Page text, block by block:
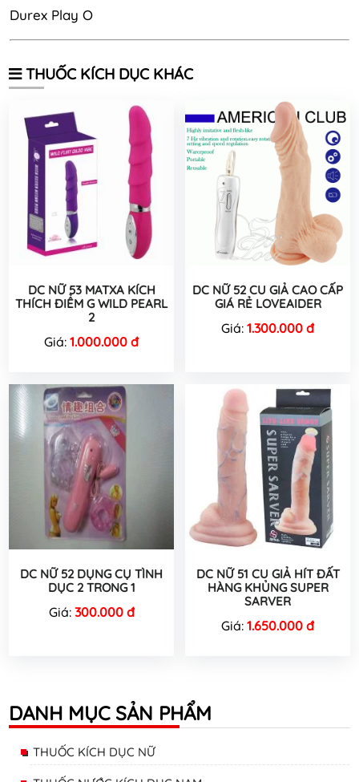
Durex Play O
THUỐC KÍCH DỤC KHÁC
DC NỮ 53 MATXA KÍCH
THÍCH ĐIỂM G WILD PEARL
2
Giá: 1.000.000 đ
DC NỮ 52 CU GIẢ CAO CẤP
GIÁ RẺ LOVEAIDER
Giá: 1.300.000 đ
DC NỮ 52 DỤNG CỤ TÌNH
DỤC 2 TRONG 1
Giá: 300.000 đ
DC NỮ 51 CU GIẢ HÍT ĐẤT
HÀNG KHỦNG SUPER
SARVER
Giá: 1.650.000 đ
DANH MỤC SẢN PHẨM
THUỐC KÍCH DỤC NỮ